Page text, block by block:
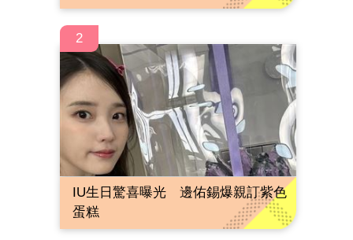
2
IU生日驚喜曝光 邊佑錫爆親訂紫色
蛋糕